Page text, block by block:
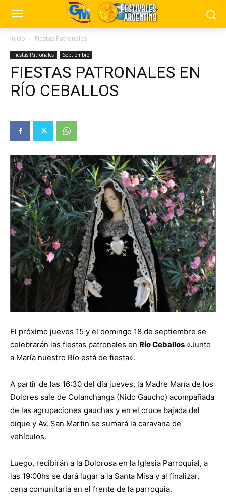
Inicio Fiestas Patronales
Fiestas Patronales Septiembre
FIESTAS PATRONALES EN
RÍO CEBALLOS
El próximo jueves 15 y el domingo 18 de septiembre se
celebrarán las fiestas patronales en Río Ceballos «Junto
a María nuestro Río está de fiesta».
A partir de las 16:30 del día jueves, la Madre María de los
Dolores sale de Colanchanga (Nido Gaucho) acompañada
de las agrupaciones gauchas y en el cruce bajada del
dique y Av. San Martin se sumará la caravana de
vehículos.
Luego, recibirán a la Dolorosa en la Iglesia Parroquial, a
las 19:00hs se dará lugar a la Santa Misa y al finalizar,
cena comunitaria en el frente de la parroquia.